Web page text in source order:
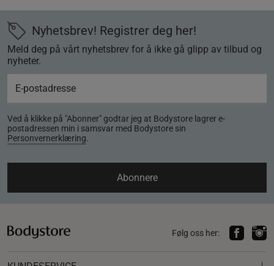
Nyhetsbrev! Registrer deg her!
Meld deg på vårt nyhetsbrev for å ikke gå glipp av tilbud og
nyheter.
Ved å klikke på "Abonner" godtar jeg at Bodystore lagrer e-
postadressen min i samsvar med Bodystore sin
Personvernerklæring.
Abonnere
Følg oss her: